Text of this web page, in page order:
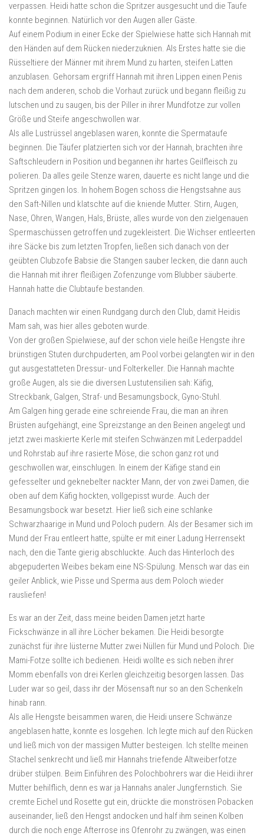
verpassen. Heidi hatte schon die Spritzer ausgesucht und die Taufe
konnte beginnen. Natürlich vor den Augen aller Gäste.
Auf einem Podium in einer Ecke der Spielwiese hatte sich Hannah mit
den Händen auf dem Rücken niederzuknien. Als Erstes hatte sie die
Rüsseltiere der Männer mit ihrem Mund zu harten, steifen Latten
anzublasen. Gehorsam ergriff Hannah mit ihren Lippen einen Penis
nach dem anderen, schob die Vorhaut zurück und begann fleißig zu
lutschen und zu saugen, bis der Piller in ihrer Mundfotze zur vollen
Größe und Steife angeschwollen war.
Als alle Lustrüssel angeblasen waren, konnte die Spermataufe
beginnen. Die Täufer platzierten sich vor der Hannah, brachten ihre
Saftschleudern in Position und begannen ihr hartes Geilfleisch zu
polieren. Da alles geile Stenze waren, dauerte es nicht lange und die
Spritzen gingen los. In hohem Bogen schoss die Hengstsahne aus
den Saft-Nillen und klatschte auf die kniende Mutter. Stirn, Augen,
Nase, Ohren, Wangen, Hals, Brüste, alles wurde von den zielgenauen
Spermaschüssen getroffen und zugekleistert. Die Wichser entleerten
ihre Säcke bis zum letzten Tropfen, ließen sich danach von der
geübten Clubzofe Babsie die Stangen sauber lecken, die dann auch
die Hannah mit ihrer fleißigen Zofenzunge vom Blubber säuberte.
Hannah hatte die Clubtaufe bestanden.
Danach machten wir einen Rundgang durch den Club, damit Heidis
Mam sah, was hier alles geboten wurde.
Von der großen Spielwiese, auf der schon viele heiße Hengste ihre
brünstigen Stuten durchpuderten, am Pool vorbei gelangten wir in den
gut ausgestatteten Dressur- und Folterkeller. Die Hannah machte
große Augen, als sie die diversen Lustutensilien sah: Käfig,
Streckbank, Galgen, Straf- und Besamungsbock, Gyno-Stuhl.
Am Galgen hing gerade eine schreiende Frau, die man an ihren
Brüsten aufgehängt, eine Spreizstange an den Beinen angelegt und
jetzt zwei maskierte Kerle mit steifen Schwänzen mit Lederpaddel
und Rohrstab auf ihre rasierte Möse, die schon ganz rot und
geschwollen war, einschlugen. In einem der Käfige stand ein
gefesselter und geknebelter nackter Mann, der von zwei Damen, die
oben auf dem Käfig hockten, vollgepisst wurde. Auch der
Besamungsbock war besetzt. Hier ließ sich eine schlanke
Schwarzhaarige in Mund und Poloch pudern. Als der Besamer sich im
Mund der Frau entleert hatte, spülte er mit einer Ladung Herrensekt
nach, den die Tante gierig abschluckte. Auch das Hinterloch des
abgepuderten Weibes bekam eine NS-Spülung. Mensch war das ein
geiler Anblick, wie Pisse und Sperma aus dem Poloch wieder
rausliefen!
Es war an der Zeit, dass meine beiden Damen jetzt harte
Fickschwänze in all ihre Löcher bekamen. Die Heidi besorgte
zunächst für ihre lüsterne Mutter zwei Nüllen für Mund und Poloch. Die
Mami-Fotze sollte ich bedienen. Heidi wollte es sich neben ihrer
Momm ebenfalls von drei Kerlen gleichzeitig besorgen lassen. Das
Luder war so geil, dass ihr der Mösensaft nur so an den Schenkeln
hinab rann.
Als alle Hengste beisammen waren, die Heidi unsere Schwänze
angeblasen hatte, konnte es losgehen. Ich legte mich auf den Rücken
und ließ mich von der massigen Mutter besteigen. Ich stellte meinen
Stachel senkrecht und ließ mir Hannahs triefende Altweiberfotze
drüber stülpen. Beim Einführen des Polochbohrers war die Heidi ihrer
Mutter behilflich, denn es war ja Hannahs analer Jungfernstich. Sie
cremte Eichel und Rosette gut ein, drückte die monströsen Pobacken
auseinander, ließ den Hengst andocken und half ihm seinen Kolben
durch die noch enge Afterrose ins Ofenrohr zu zwängen, was einen